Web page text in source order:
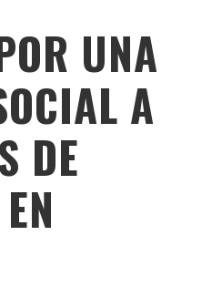
UNA
A
DE